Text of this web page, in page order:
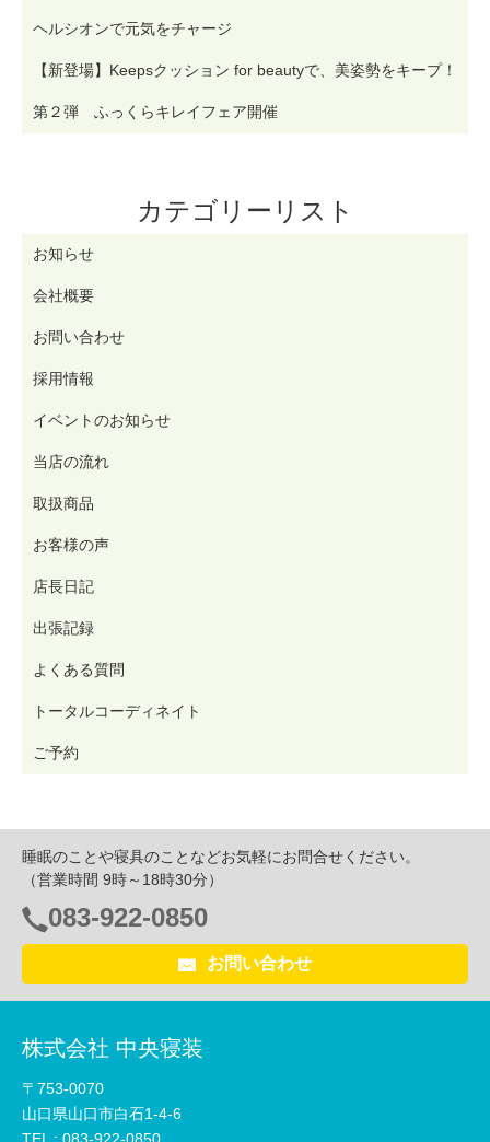
ヘルシオンで元気をチャージ
【新登場】Keepsクッション for beautyで、美姿勢をキープ！
第２弾 ふっくらキレイフェア開催
カテゴリーリスト
お知らせ
会社概要
お問い合わせ
採用情報
イベントのお知らせ
当店の流れ
取扱商品
お客様の声
店長日記
出張記録
よくある質問
トータルコーディネイト
ご予約
睡眠のことや寝具のことなどお気軽にお問合せください。
（営業時間 9時～18時30分）
電
話
番
083-922-0850
お問い合わせ
株式会社 中央寝装
〒753-0070
山口県山口市白石1-4-6